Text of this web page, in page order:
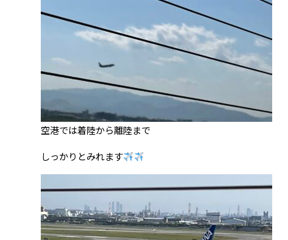
空港では着陸から離陸まで
しっかりとみれます